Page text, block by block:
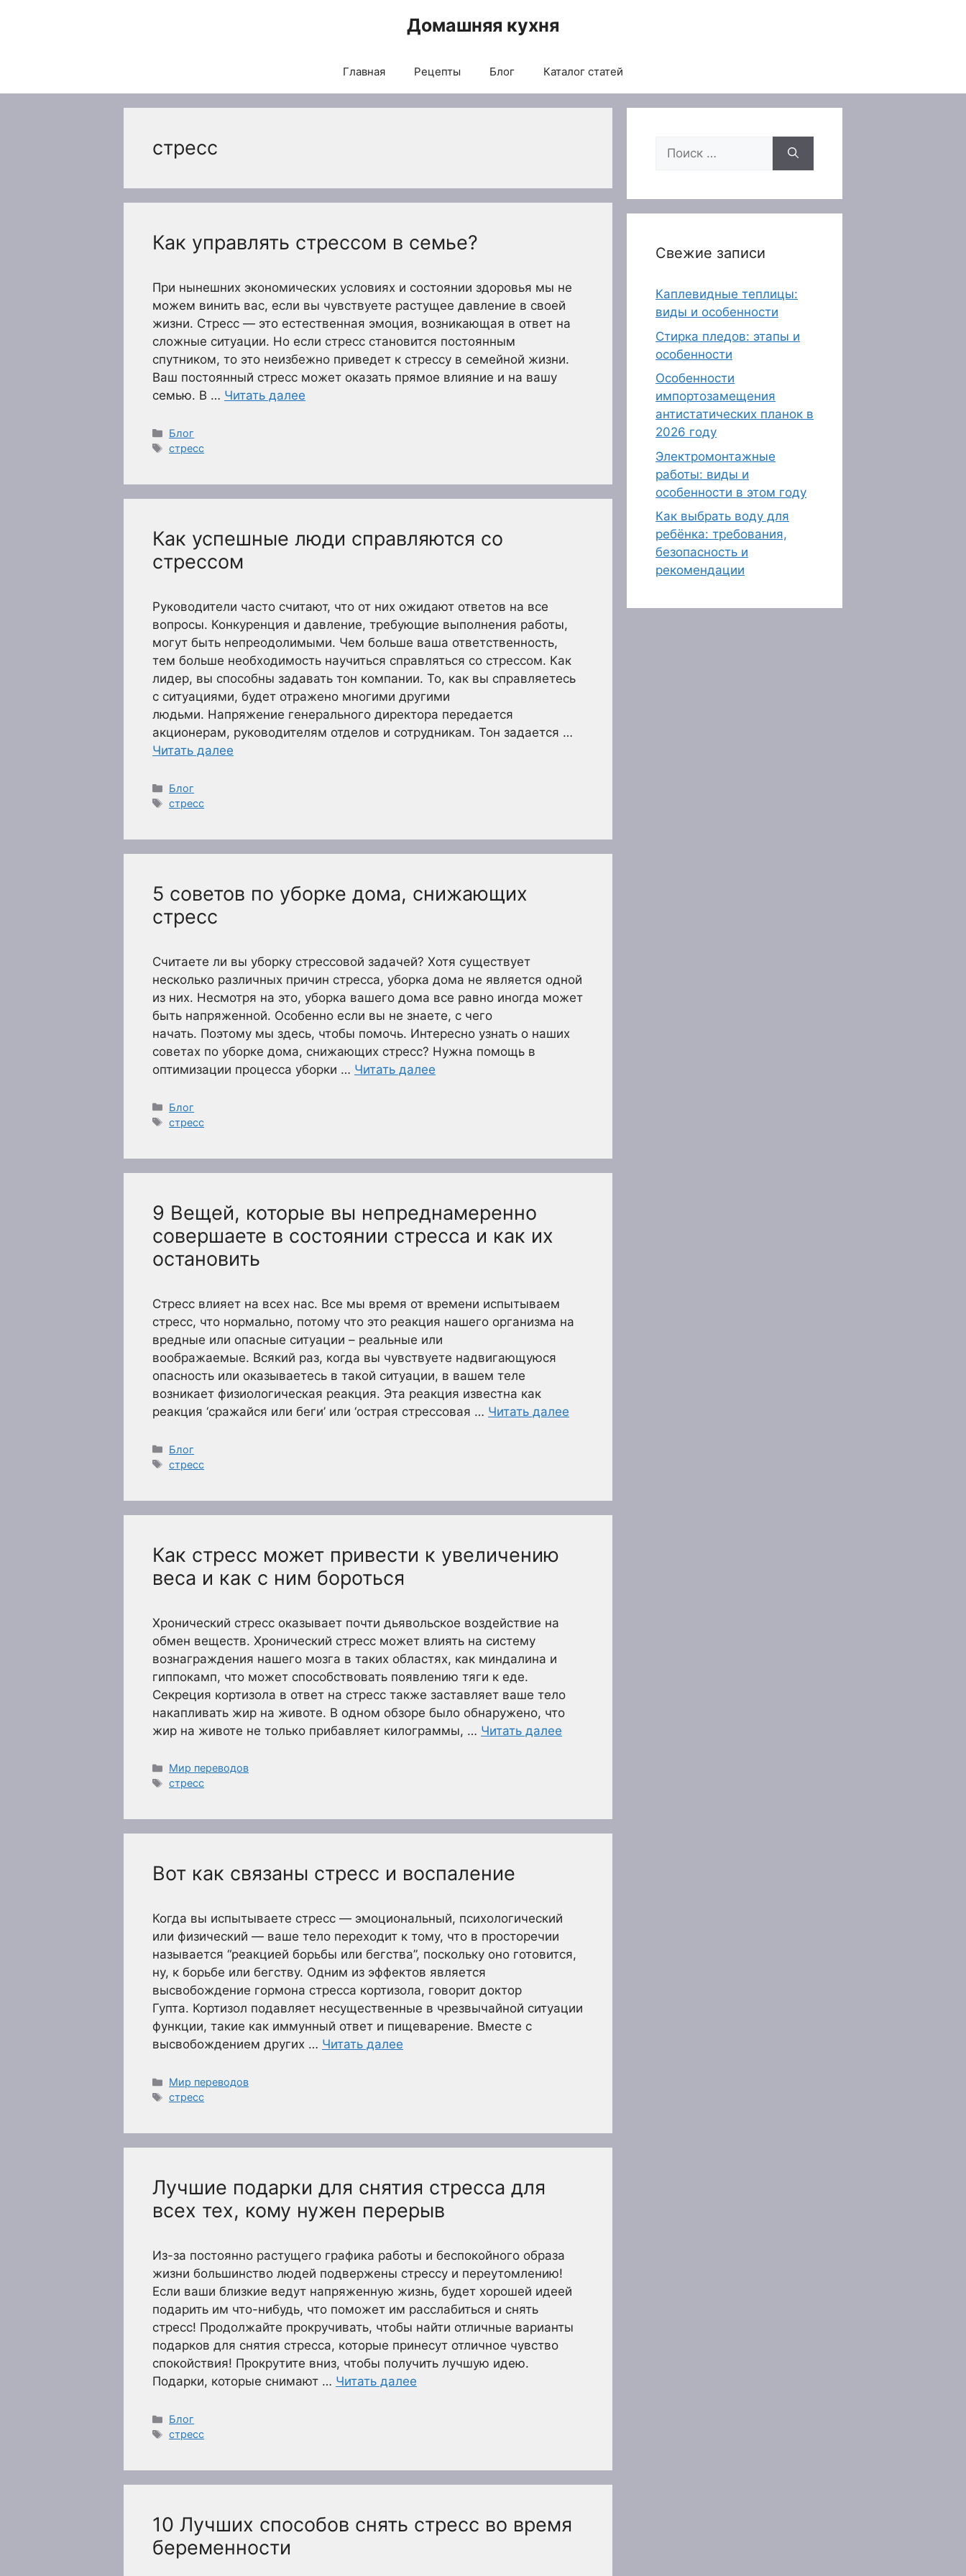
Домашняя кухня
Главная Рецепты Блог Каталог статей
стресс
Как управлять стрессом в семье?
При нынешних экономических условиях и состоянии здоровья мы не
можем винить вас, если вы чувствуете растущее давление в своей
жизни. Стресс — это естественная эмоция, возникающая в ответ на
сложные ситуации. Но если стресс становится постоянным
спутником, то это неизбежно приведет к стрессу в семейной жизни.
Ваш постоянный стресс может оказать прямое влияние и на вашу
семью. В … Читать далее
Рубрики
Блог
Метки
стресс
Как успешные люди справляются со
стрессом
Руководители часто считают, что от них ожидают ответов на все
вопросы. Конкуренция и давление, требующие выполнения работы,
могут быть непреодолимыми. Чем больше ваша ответственность,
тем больше необходимость научиться справляться со стрессом. Как
лидер, вы способны задавать тон компании. То, как вы справляетесь
с ситуациями, будет отражено многими другими
людьми. Напряжение генерального директора передается
акционерам, руководителям отделов и сотрудникам. Тон задается …
Читать далее
Рубрики
Блог
Метки
стресс
5 советов по уборке дома, снижающих
стресс
Считаете ли вы уборку стрессовой задачей? Хотя существует
несколько различных причин стресса, уборка дома не является одной
из них. Несмотря на это, уборка вашего дома все равно иногда может
быть напряженной. Особенно если вы не знаете, с чего
начать. Поэтому мы здесь, чтобы помочь. Интересно узнать о наших
советах по уборке дома, снижающих стресс? Нужна помощь в
оптимизации процесса уборки … Читать далее
Рубрики
Блог
Метки
стресс
9 Вещей, которые вы непреднамеренно
совершаете в состоянии стресса и как их
остановить
Стресс влияет на всех нас. Все мы время от времени испытываем
стресс, что нормально, потому что это реакция нашего организма на
вредные или опасные ситуации – реальные или
воображаемые. Всякий раз, когда вы чувствуете надвигающуюся
опасность или оказываетесь в такой ситуации, в вашем теле
возникает физиологическая реакция. Эта реакция известна как
реакция ‘сражайся или беги’ или ‘острая стрессовая … Читать далее
Рубрики
Блог
Метки
стресс
Как стресс может привести к увеличению
веса и как с ним бороться
Хронический стресс оказывает почти дьявольское воздействие на
обмен веществ. Хронический стресс может влиять на систему
вознаграждения нашего мозга в таких областях, как миндалина и
гиппокамп, что может способствовать появлению тяги к еде.
Секреция кортизола в ответ на стресс также заставляет ваше тело
накапливать жир на животе. В одном обзоре было обнаружено, что
жир на животе не только прибавляет килограммы, … Читать далее
Рубрики
Мир переводов
Метки
стресс
Вот как связаны стресс и воспаление
Когда вы испытываете стресс — эмоциональный, психологический
или физический — ваше тело переходит к тому, что в просторечии
называется “реакцией борьбы или бегства”, поскольку оно готовится,
ну, к борьбе или бегству. Одним из эффектов является
высвобождение гормона стресса кортизола, говорит доктор
Гупта. Кортизол подавляет несущественные в чрезвычайной ситуации
функции, такие как иммунный ответ и пищеварение. Вместе с
высвобождением других … Читать далее
Рубрики
Мир переводов
Метки
стресс
Лучшие подарки для снятия стресса для
всех тех, кому нужен перерыв
Из-за постоянно растущего графика работы и беспокойного образа
жизни большинство людей подвержены стрессу и переутомлению!
Если ваши близкие ведут напряженную жизнь, будет хорошей идеей
подарить им что-нибудь, что поможет им расслабиться и снять
стресс! Продолжайте прокручивать, чтобы найти отличные варианты
подарков для снятия стресса, которые принесут отличное чувство
спокойствия! Прокрутите вниз, чтобы получить лучшую идею.
Подарки, которые снимают … Читать далее
Рубрики
Блог
Метки
стресс
10 Лучших способов снять стресс во время
беременности
Поиск:
Свежие записи
Каплевидные теплицы:
виды и особенности
Стирка пледов: этапы и
особенности
Особенности
импортозамещения
антистатических планок в
2026 году
Электромонтажные
работы: виды и
особенности в этом году
Как выбрать воду для
ребёнка: требования,
безопасность и
рекомендации